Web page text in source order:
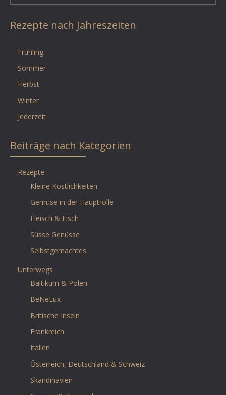
Rezepte nach Jahreszeiten
Frühling
Sommer
Herbst
Winter
Jederzeit
Beiträge nach Kategorien
Rezepte
Kleine Köstlichkeiten
Gemüse in der Hauptrolle
Fleisch & Fisch
Süsse Genüsse
Selbstgemachtes
Unterwegs
Baltikum & Polen
BeNeLux
Britische Inseln
Frankreich
Italien
Österreich, Deutschland & Schweiz
Skandinavien